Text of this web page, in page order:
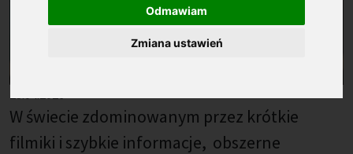
Odmawiam
Zmiana ustawień
W świecie zdominowanym przez krótkie
filmiki i szybkie informacje, obszerne